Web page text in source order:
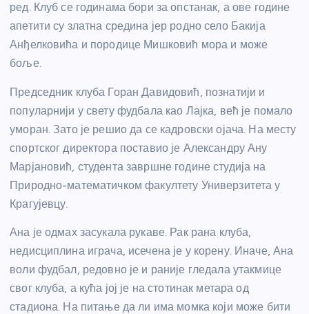
ред. Клуб се годинама бори за опстанак, а ове године
апетити су златна средина јер родно село Бакија
Анђелковића и породице Мишковић мора и може
боље.
Председник клуба Горан Давидовић, познатији и
популарнији у свету фудбала као Лајка, већ је помало
уморан. Зато је решио да се кадровски ојача. На месту
спортског директора поставио је Александру Ану
Марјановић, студента завршне године студија на
Природно-математичком факултету Универзитета у
Крагујевцу.
Ана је одмах засукала рукаве. Рак рана клуба,
недисциплина играча, исечена је у корену. Иначе, Ана
воли фудбал, редовно је и раније гледала утакмице
свог клуба, а кућа јој је на стотинак метара од
стадиона. На питање да ли има момка који може бити